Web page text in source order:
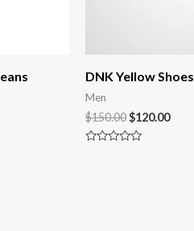
DNK Yellow Shoes
Men
$150.00$120.00